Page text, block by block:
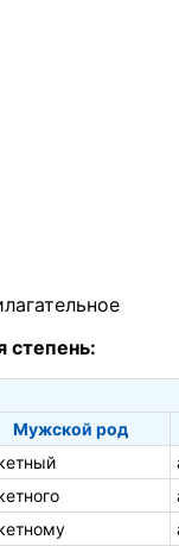
степень:
Мужской род